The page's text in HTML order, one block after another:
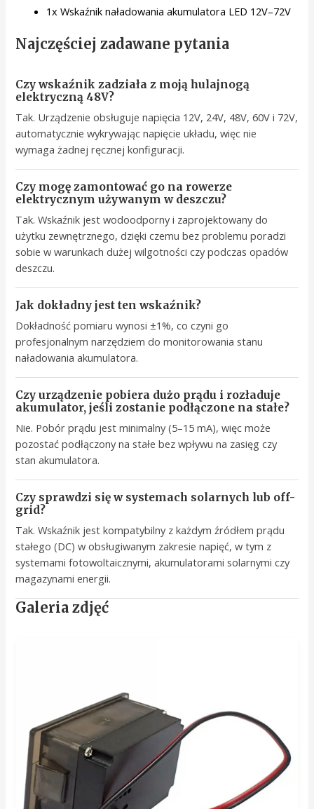
1x Wskaźnik naładowania akumulatora LED 12V–72V
Najczęściej zadawane pytania
Czy wskaźnik zadziała z moją hulajnogą
elektryczną 48V?
Tak. Urządzenie obsługuje napięcia 12V, 24V, 48V, 60V i 72V,
automatycznie wykrywając napięcie układu, więc nie
wymaga żadnej ręcznej konfiguracji.
Czy mogę zamontować go na rowerze
elektrycznym używanym w deszczu?
Tak. Wskaźnik jest wodoodporny i zaprojektowany do
użytku zewnętrznego, dzięki czemu bez problemu poradzi
sobie w warunkach dużej wilgotności czy podczas opadów
deszczu.
Jak dokładny jest ten wskaźnik?
Dokładność pomiaru wynosi ±1%, co czyni go
profesjonalnym narzędziem do monitorowania stanu
naładowania akumulatora.
Czy urządzenie pobiera dużo prądu i rozładuje
akumulator, jeśli zostanie podłączone na stałe?
Nie. Pobór prądu jest minimalny (5–15 mA), więc może
pozostać podłączony na stałe bez wpływu na zasięg czy
stan akumulatora.
Czy sprawdzi się w systemach solarnych lub off-
grid?
Tak. Wskaźnik jest kompatybilny z każdym źródłem prądu
stałego (DC) w obsługiwanym zakresie napięć, w tym z
systemami fotowoltaicznymi, akumulatorami solarnymi czy
magazynami energii.
Galeria zdjęć